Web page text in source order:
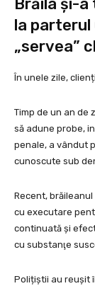
Brăila și-
la parterul
„servea”
În unele zile,
Timp de un an de
să adune probe,
penale, a vândut
cunoscute sub
Recent,
cu executare
continuată și
cu substanţe
Polițiștii au reușit